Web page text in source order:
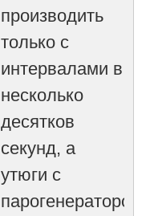
производить
только с
интервалами в
несколько
десятков
секунд, а
утюги с
парогенератором